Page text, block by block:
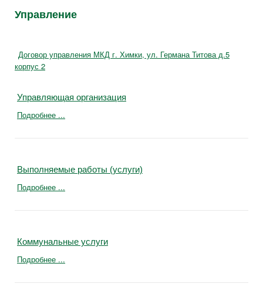
Управление
Договор управления МКД г. Химки, ул. Германа Титова д.5
корпус 2
Управляющая организация
Подробнее ...
Выполняемые работы (услуги)
Подробнее ...
Коммунальные услуги
Подробнее ...